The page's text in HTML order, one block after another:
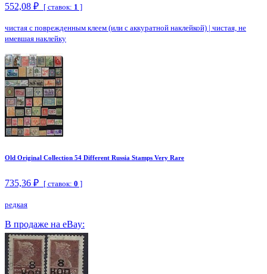
552,08 ₽ [ ставок: 1 ]
чистая с поврежденным клеем (или с аккуратной наклейкой) | чистая, не
имевшая наклейку
Old Original Collection 54 Different Russia Stamps Very Rare
735,36 ₽ [ ставок: 0 ]
редкая
В продаже на eBay: